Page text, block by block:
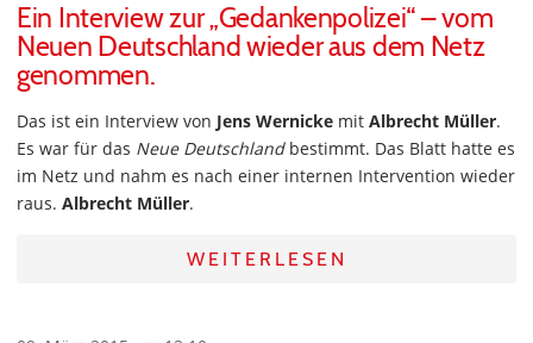
Ein Interview zur „Gedankenpolizei“ – vom
Neuen Deutschland wieder aus dem Netz
genommen.
Das ist ein Interview von Jens Wernicke mit Albrecht Müller.
Es war für das Neue Deutschlandbestimmt. Das Blatt hatte es
im Netz und nahm es nach einer internen Intervention wieder
raus. Albrecht Müller.
WEITERLESEN